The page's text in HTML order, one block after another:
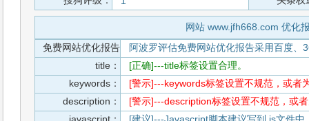
网站 www.jfh668.com 优化
免费网站优化报告
阿波罗评估免费网站优化报告采用百度、
title：
[正确]---title标签设置合理。
keywords：
[警示]---keywords标签设置不规范，或者
description：
[警示]---description标签设置不规范，或